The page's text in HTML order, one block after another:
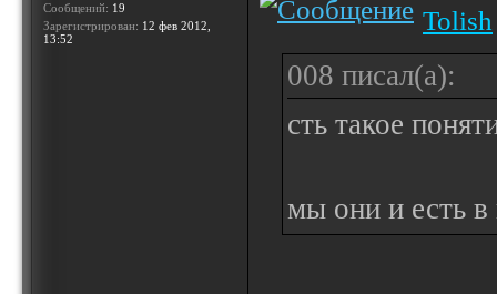
Сообщений: 19
Зарегистрирован: 12 фев 2012,
13:52
Tolish
008 писал(а):
сть такое
мы они и есть в